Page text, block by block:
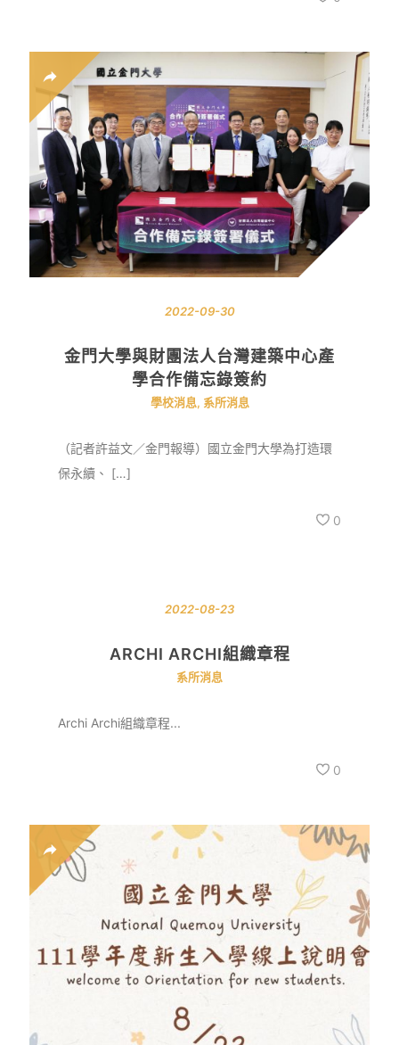
2022-09-30
金門大學與財團法人台灣建築中心產
學合作備忘錄簽約
學校消息, 系所消息
（記者許益文／金門報導）國立金門大學為打造環
保永續、 […]
0
2022-08-23
ARCHI ARCHI組織章程
系所消息
Archi Archi組織章程...
0